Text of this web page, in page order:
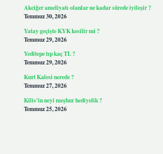
Akciğer ameliyatı olanlar ne kadar sürede iyileşir ?
Temmuz 30, 2026
Yatay geçişte KYK kesilir mi ?
Temmuz 29, 2026
Yeditepe tıp kaç TL ?
Temmuz 29, 2026
Kurt Kalesi nerede ?
Temmuz 27, 2026
Kilis’in neyi meşhur hediyelik ?
Temmuz 25, 2026